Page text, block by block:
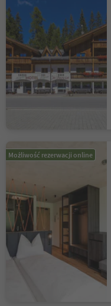
Możliwość rezerwacji online